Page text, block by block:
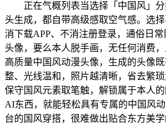
正在气概列表当选择「中国风」分
头生成，都自带高级感取空气感。选
消下载APP、不消注册登录，通俗日
头像，要么本人脱手画，无任何消费
高质量中国风动漫头像，生成的头像
整、光线温和，照片越清晰，省去繁
保守国风元素取笔触，解锁属于本人
AI东西，就能轻松具有专属的中国风
台的国风穿搭，很难做出贴合东方美学